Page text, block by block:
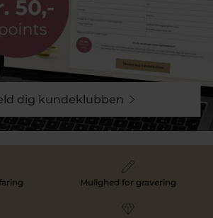
dig kundeklubben
Mulighed for gravering